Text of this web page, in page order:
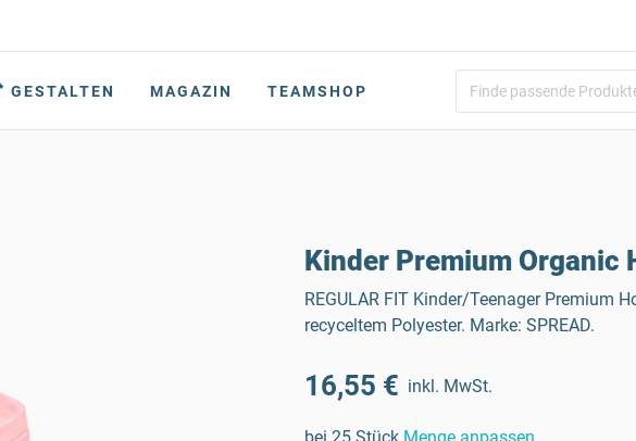
GESTALTEN MAGAZIN TEAMSHOP
Kinder Premium Organic
REGULAR FIT Kinder/Teenager Premium
recyceltem Polyester. Marke: SPREAD.
16,55 € inkl. MwSt.